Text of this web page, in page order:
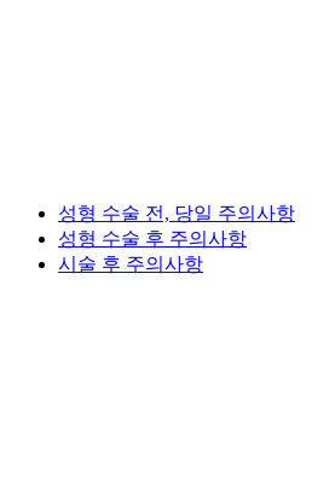
성형 수술 전, 당일 주의사항
성형 수술 후 주의사항
시술 후 주의사항